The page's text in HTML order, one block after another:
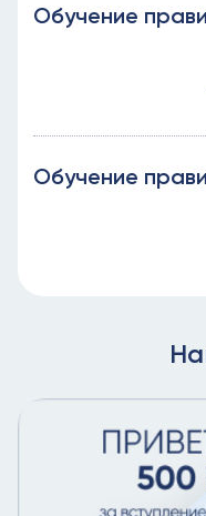
Обучение
Обучение